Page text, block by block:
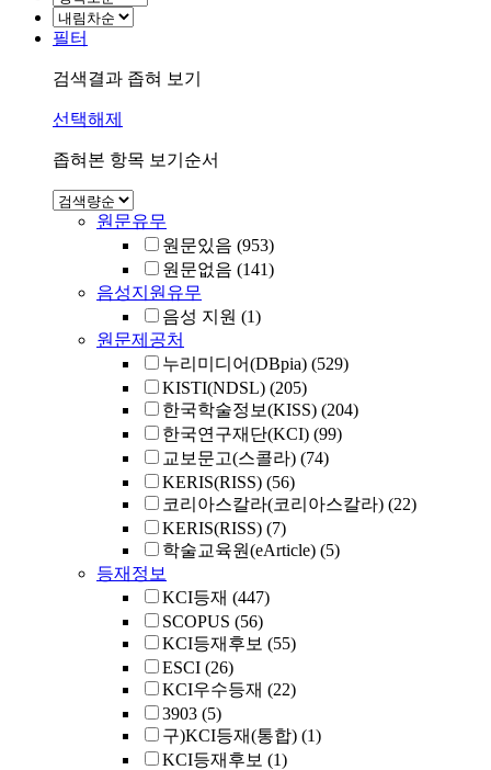
필터
검색결과 좁혀 보기
선택해제
좁혀본 항목 보기순서
원문유무
원문있음 (953)
원문없음 (141)
음성지원유무
음성 지원 (1)
원문제공처
누리미디어(DBpia) (529)
KISTI(NDSL) (205)
한국학술정보(KISS) (204)
한국연구재단(KCI) (99)
교보문고(스콜라) (74)
KERIS(RISS) (56)
코리아스칼라(코리아스칼라) (22)
KERIS(RISS) (7)
학술교육원(eArticle) (5)
등재정보
KCI등재 (447)
SCOPUS (56)
KCI등재후보 (55)
ESCI (26)
KCI우수등재 (22)
3903 (5)
구)KCI등재(통합) (1)
KCI등재후보 (1)